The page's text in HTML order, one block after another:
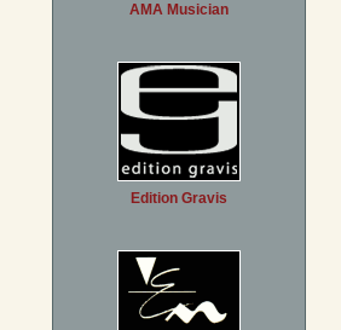
AMA Musician
Edition Gravis